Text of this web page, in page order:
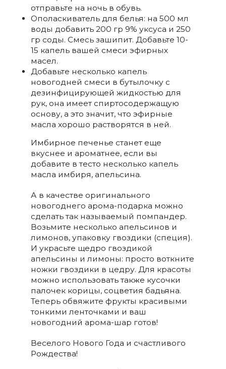
отправьте на ночь в обувь.
Ополаскиватель для белья: на 500 мл
воды добавить 200 гр 9% уксуса и 250
гр соды. Смесь зашипит. Добавьте 10-
15 капель вашей смеси эфирных
масел.
Добавьте несколько капель
новогодней смеси в бутылочку с
дезинфицирующей жидкостью для
рук, она имеет спиртосодержащую
основу, а это значит, что эфирные
масла хорошо растворятся в ней.
Имбирное печенье станет еще
вкуснее и ароматнее, если вы
добавите в тесто несколько капель
масла имбиря, апельсина.
А в качестве оригинального
новогоднего арома-подарка можно
сделать так называемый помпандер.
Возьмите несколько апельсинов и
лимонов, упаковку гвоздики (специя).
И украсьте щедро гвоздикой
апельсины и лимоны: просто воткните
ножки гвоздики в цедру. Для красоты
можно использовать также кусочки
палочек корицы, соцветия бадьяна.
Теперь обвяжите фрукты красивыми
тонкими ленточками и ваш
новогодний арома-шар готов!
Веселого Нового Года и счастливого
Рождества!